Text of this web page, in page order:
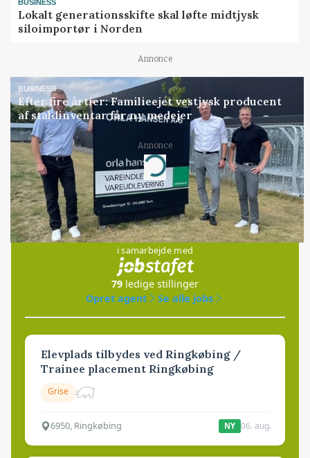
BUSINESS
Lokalt generationsskifte skal løfte midtjysk
siloimportør i Norden
Annonce
BUSINESS
Efter fire årtier: Familieejet vestjysk producent
af staldinventar får ny medejer
Annonce
Loading...
Jobs
i samarbejde med
79 ledige stillinger
Opret agent
Se alle jobs
Elevplads tilbydes ved Ringkøbing /
Trainee placement Ringkøbing
Grise
6950, Ringkøbing NY 06. aug.